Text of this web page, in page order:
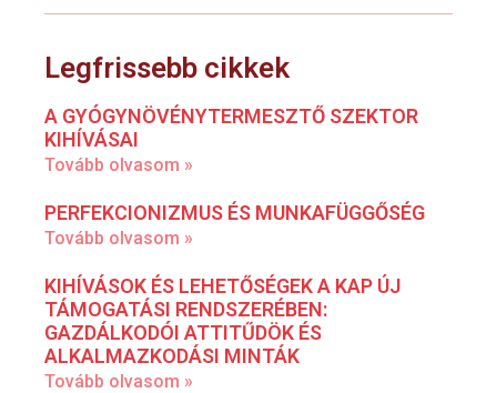
Legfrissebb cikkek
A GYÓGYNÖVÉNYTERMESZTŐ SZEKTOR
KIHÍVÁSAI
Tovább olvasom »
PERFEKCIONIZMUS ÉS MUNKAFÜGGŐSÉG
Tovább olvasom »
KIHÍVÁSOK ÉS LEHETŐSÉGEK A KAP ÚJ
TÁMOGATÁSI RENDSZERÉBEN:
GAZDÁLKODÓI ATTITŰDÖK ÉS
ALKALMAZKODÁSI MINTÁK
Tovább olvasom »